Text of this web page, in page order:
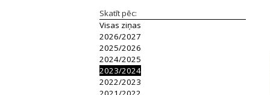
Skatīt pēc:
Visas ziņas
2026/2027
2025/2026
2024/2025
2023/2024
2022/2023